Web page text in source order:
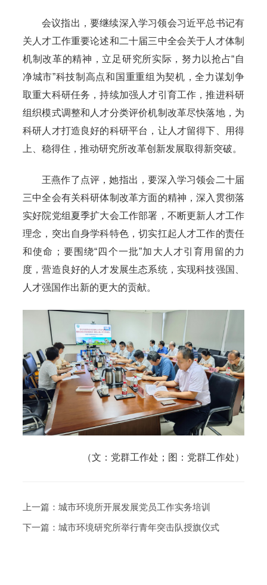
会议指出，要继续深入学习领会习近平总书记有
关人才工作重要论述和二十届三中全会关于人才体制
机制改革的精神，立足研究所实际，努力以抢占“自
净城市”科技制高点和国重重组为契机，全力谋划争
取重大科研任务，持续加强人才引育工作，推进科研
组织模式调整和人才分类评价机制改革尽快落地，为
科研人才打造良好的科研平台，让人才留得下、用得
上、稳得住，推动研究所改革创新发展取得新突破。
王燕作了点评，她指出，要深入学习领会二十届
三中全会有关科研体制改革方面的精神，深入贯彻落
实好院党组夏季扩大会工作部署，不断更新人才工作
理念，突出自身学科特色，切实扛起人才工作的责任
和使命；要围绕“四个一批”加大人才引育用留的力
度，营造良好的人才发展生态系统，实现科技强国、
人才强国作出新的更大的贡献。
（文：党群工作处；图：党群工作处）
上一篇： 城市环境所开展发展党员工作实务培训
下一篇： 城市环境研究所举行青年突击队授旗仪式